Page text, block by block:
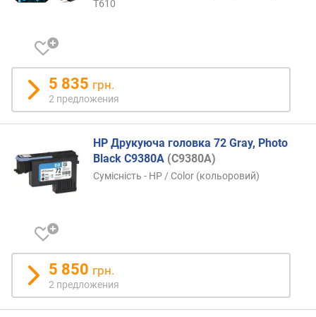
T610
5 835 грн.
2 предложения
HP Друкуюча головка 72 Gray, Photo
Black C9380A (C9380A)
Сумісність - HP / Color (кольоровий)
5 850 грн.
2 предложения